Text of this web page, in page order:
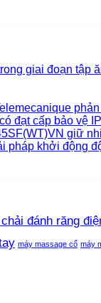
giai đoạn tập
đạt cấp bảo vệ
giữ
pháp khởi động
chải đánh răng
máy massage cổ máy